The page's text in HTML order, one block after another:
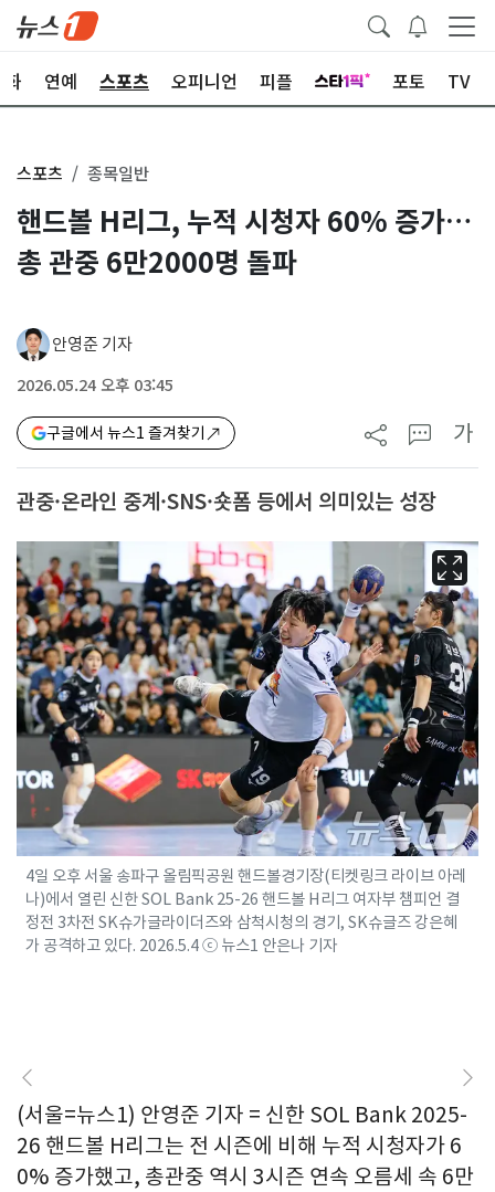
화 연예 스포츠 오피니언 피플 포토 TV
스포츠 종목일반
핸드볼 H리그, 누적 시청자 60% 증가…
총 관중 6만2000명 돌파
안영준 기자
2026.05.24 오후 03:45
구글에서 뉴스1 즐겨찾기 가
관중·온라인 중계·SNS·숏폼 등에서 의미있는 성장
4일 오후 서울 송파구 올림픽공원 핸드볼경기장(티켓링크 라이브 아레
나)에서 열린 신한 SOL Bank 25-26 핸드볼 H리그 여자부 챔피언 결
정전 3차전 SK슈가글라이더즈와 삼척시청의 경기, SK슈글즈 강은혜
가 공격하고 있다. 2026.5.4 ⓒ 뉴스1 안은나 기자
(서울=뉴스1) 안영준 기자 = 신한 SOL Bank 2025-
26 핸드볼 H리그는 전 시즌에 비해 누적 시청자가 6
0% 증가했고, 총관중 역시 3시즌 연속 오름세 속 6만